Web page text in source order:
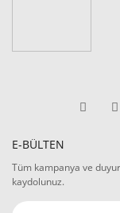
E-BÜLTEN
Tüm kampanya ve
kaydolunuz.